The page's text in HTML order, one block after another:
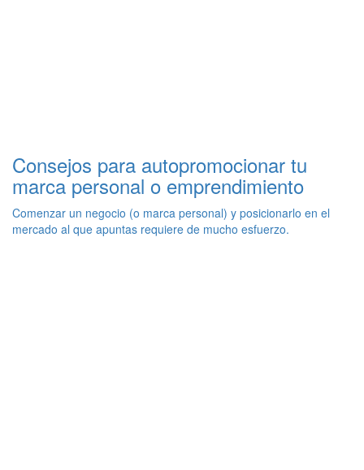
Consejos para autopromocionar tu
marca personal o emprendimiento
Comenzar un negocio (o marca personal) y posicionarlo en el
mercado al que apuntas requiere de mucho esfuerzo.